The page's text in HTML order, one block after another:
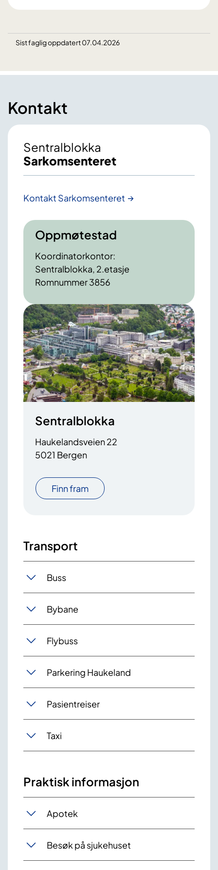
Sist faglig oppdatert 07.04.2026
Kontakt
Sentralblokka
Sarkomsenteret
Kontakt Sarkomsenteret
Oppmøtestad
Koordinatorkontor:
Sentralblokka, 2.etasje
Romnummer 3856
Sentralblokka
Haukelandsveien 22
5021 Bergen
Finn fram
Transport
Buss
Bybane
Flybuss
Parkering Haukeland
Pasientreiser
Taxi
Praktisk informasjon
Apotek
Besøk på sjukehuset